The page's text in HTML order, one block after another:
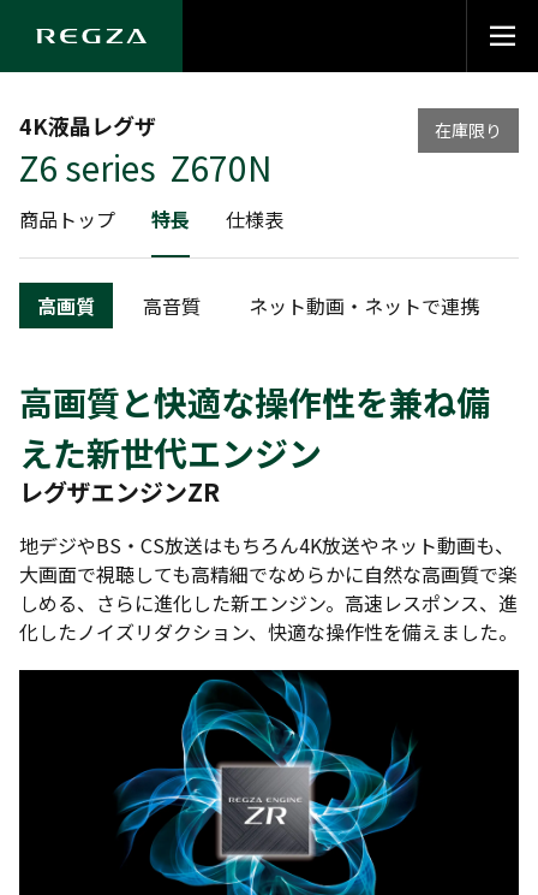
4K液晶レグザ
Z6 series Z670N
在庫限り
商品トップ 特長 仕様表
高画質 高音質 ネット動画・ネットで連携
高画質と快適な操作性を兼ね備
えた新世代エンジン
レグザエンジンZR
地デジやBS・CS放送はもちろん4K放送やネット動画も、
大画面で視聴しても高精細でなめらかに自然な高画質で楽
しめる、さらに進化した新エンジン。高速レスポンス、進
化したノイズリダクション、快適な操作性を備えました。